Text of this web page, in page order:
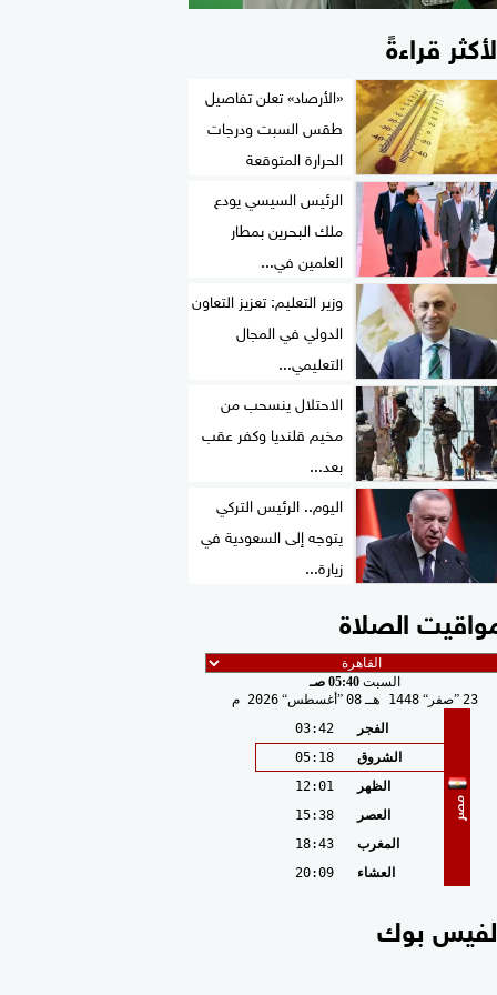
قراءةً
«الأرصاد» تعلن تفاصيل
طقس السبت ودرجات
الحرارة المتوقعة
الرئيس السيسي يودع
ملك البحرين بمطار
العلمين في...
وزير التعليم: تعزيز التعاون
الدولي في المجال
التعليمي...
الاحتلال ينسحب من
مخيم قلنديا وكفر عقب
بعد...
اليوم.. الرئيس التركي
يتوجه إلى السعودية في
زيارة...
الصلاة
السبت 05:40 صـ
23 صفر 1448 هـ 08 أغسطس 2026 م
مصر
الفجر
03:42
الشروق
05:18
الظهر
12:01
العصر
15:38
المغرب
18:43
العشاء
20:09
بوك